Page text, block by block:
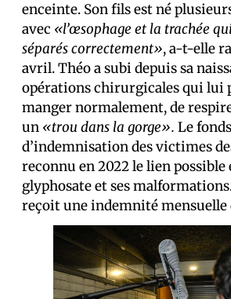
enceinte. Son fils est né
avec «l’œsophage et la trachée
séparés correctement», a-t-elle
avril. Théo a subi depuis sa
opérations chirurgicales qui lui
manger normalement, de
un «trou dans la gorge». Le
d’indemnisation des victimes
reconnu en 2022 le lien possible
glyphosate et ses
reçoit une indemnité mensuelle